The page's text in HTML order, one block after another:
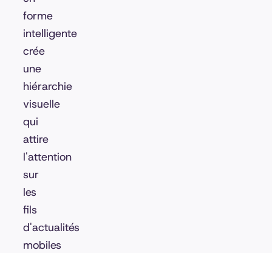
forme
intelligente
crée
une
hiérarchie
visuelle
qui
attire
l'attention
sur
les
fils
d'actualités
mobiles